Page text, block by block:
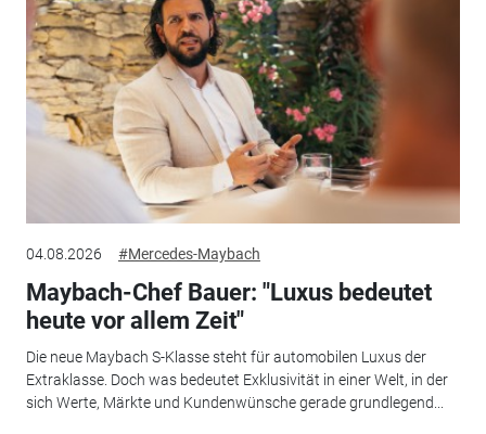
04.08.2026 #Mercedes-Maybach
Maybach-Chef Bauer: "Luxus bedeutet
heute vor allem Zeit"
Die neue Maybach S-Klasse steht für automobilen Luxus der
Extraklasse. Doch was bedeutet Exklusivität in einer Welt, in der
sich Werte, Märkte und Kundenwünsche gerade grundlegend...